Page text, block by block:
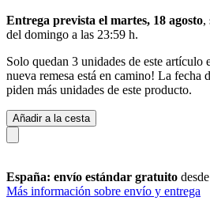
Entrega prevista el martes, 18 agosto,
del domingo a las 23:59 h.
Solo quedan 3 unidades de este artículo
nueva remesa está en camino! La fecha
piden más unidades de este producto.
Añadir a la cesta
España: envío estándar gratuito
Más información sobre envío y entrega